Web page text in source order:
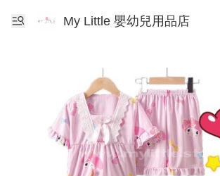
My Little 嬰幼兒用品店